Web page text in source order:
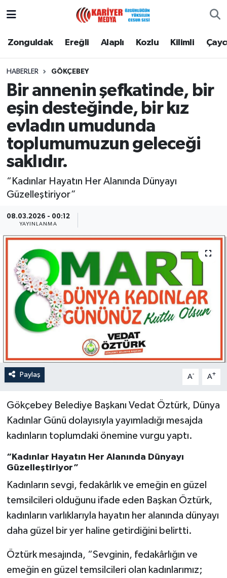
Zonguldak Ereğli Alaplı Kozlu Kilimli
HABERLER GÖKÇEBEY
Bir annenin şefkatinde, bir
eşin desteğinde, bir kız
evladın umudunda
toplumumuzun geleceği
saklıdır.
“Kadınlar Hayatın Her Alanında Dünyayı
Güzelleştiriyor”
08.03.2026 - 00:12
YAYINLANMA
Paylaş A- A+
Gökçebey Belediye Başkanı Vedat Öztürk, Dünya
Kadınlar Günü dolayısıyla yayımladığı mesajda
kadınların toplumdaki önemine vurgu yaptı.
“Kadınlar Hayatın Her Alanında Dünyayı
Güzelleştiriyor”
Kadınların sevgi, fedakârlık ve emeğin en güzel
temsilcileri olduğunu ifade eden Başkan Öztürk,
kadınların varlıklarıyla hayatın her alanında dünyayı
daha güzel bir yer haline getirdiğini belirtti.
Öztürk mesajında, “Sevginin, fedakârlığın ve
emeğin en güzel temsilcileri olan kadınlarımız;
Zonguldak
Alaplı
Kozlu
Kilimli
Çaycuma
Gökçebey
Devrek
Mesaj
Dergim
Ulusal
Zonguldak Nöbetçi Eczaneler
Zonguldak Namaz Vakitleri
Zonguldak Trafik Yoğunluk Haritası
Puan Durumu ve Fikstür
Tüm Manşetler
Son Dakika Haberleri
Haber Arşivi